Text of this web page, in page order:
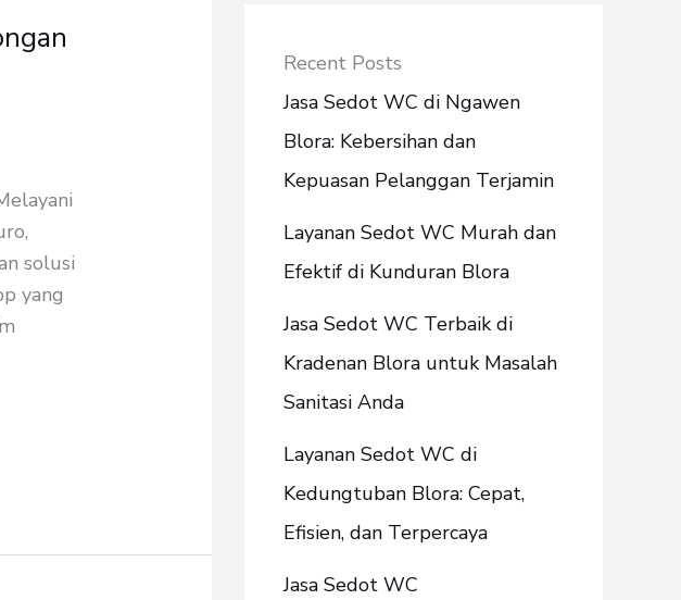
solusi
yang
Recent Posts
Jasa Sedot WC di Ngawen
Blora: Kebersihan dan
Kepuasan Pelanggan Terjamin
Layanan Sedot WC Murah dan
Efektif di Kunduran Blora
Jasa Sedot WC Terbaik di
Kradenan Blora untuk Masalah
Sanitasi Anda
Layanan Sedot WC di
Kedungtuban Blora: Cepat,
Efisien, dan Terpercaya
Jasa Sedot WC